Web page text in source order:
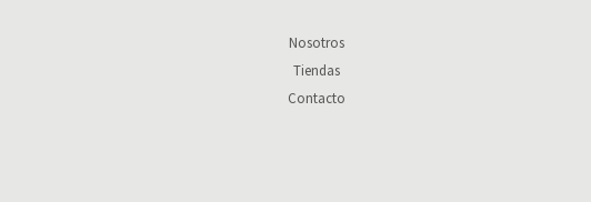
Nosotros
Tiendas
Contacto